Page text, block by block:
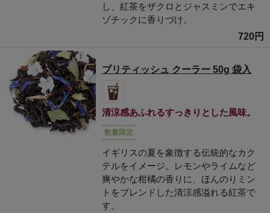
し、紅茶をザクロとジャスミンでエキ
ゾチックに香りづけ。
720円
ブリティッシュ クーラー 50g 袋入
清涼感あふれるすっきりとした風味。
数量限定
イギリスの夏を象徴する伝統的なカク
テルをイメージ。レモンやライムなど
爽やかな柑橘の香りに、ほんのりミン
トをブレンドした清涼感溢れる紅茶で
す。